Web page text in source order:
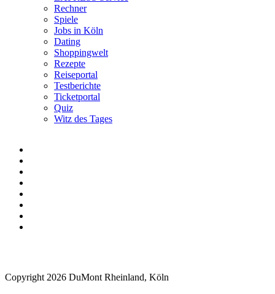
Rechner
Spiele
Jobs in Köln
Dating
Shoppingwelt
Rezepte
Reiseportal
Testberichte
Ticketportal
Quiz
Witz des Tages
Copyright 2026 DuMont Rheinland, Köln